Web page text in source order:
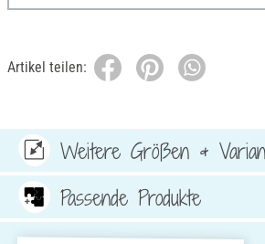
Artikel teilen:
Weitere Größen &
Passende Produkte